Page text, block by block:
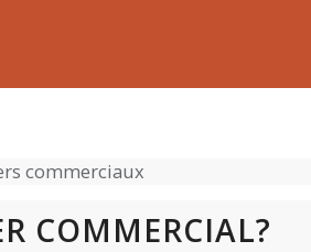
commerciaux
COMMERCIAL?